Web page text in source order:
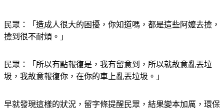
民眾：「造成人很大的困擾，你知道嗎，都是這些阿嬤去撿，
撿到很不耐煩。」
民眾：「所以有點報復是，我有留意到，所以就故意亂丟垃
圾，我故意報復你，在你的車上亂丟垃圾。」
早就發現這樣的狀況，留字條提醒民眾，結果變本加厲，環保